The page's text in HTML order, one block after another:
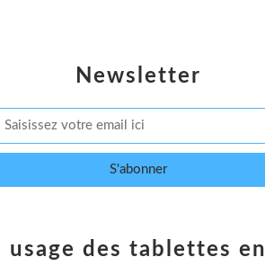
Newsletter
usage des tablettes en